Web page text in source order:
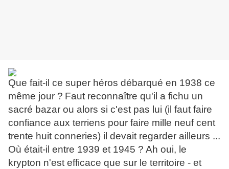
Que fait-il ce super héros débarqué en 1938 ce
même jour ? Faut reconnaître qu'il a fichu un
sacré bazar ou alors si c'est pas lui (il faut faire
confiance aux terriens pour faire mille neuf cent
trente huit conneries) il devait regarder ailleurs ...
Où était-il entre 1939 et 1945 ? Ah oui, le
krypton n'est efficace que sur le territoire - et